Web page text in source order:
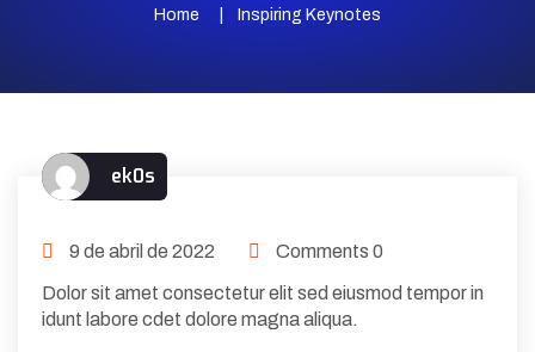
Home Inspiring Keynotes
ek0s
9 de abril de 2022 Comments 0
Dolor sit amet consectetur elit sed eiusmod tempor in
idunt labore cdet dolore magna aliqua.